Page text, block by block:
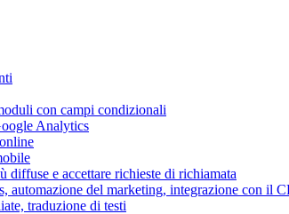
con campi condizionali
Analytics
e accettare richieste di richiamata
automazione del marketing, integrazione con il
traduzione di testi